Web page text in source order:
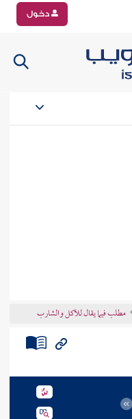
دخول
مطلب فيما يقال للآكل والشارب